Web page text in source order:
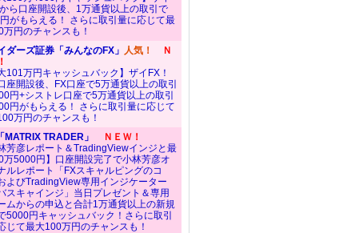
ら口座開設後、1万通貨以上の取引で
がもらえる！ さらに取引量に応じて最
万円のチャンスも！
ダーズ証券「みんなのFX」 人気！
Ｎ
101万円キャッシュバック】ザイFX！
座開設後、FX口座で5万通貨以上の取引
円+シストレ口座で5万通貨以上の取引
円がもらえる！ さらに取引量に応じて
万円のチャンスも！
MATRIX TRADER」
ＮＥＷ！
林芳彦レポート＆TradingViewインジと最
万5000円】口座開設完了で小林芳彦オ
ルレポート「FXスキャルピングのコ
よびTradingView専用インジケーター
スキャインジ」当日プレゼント＆専用
ムからの申込と合計1万通貨以上の新規
5000円キャッシュバック！さらに取引
じて最大100万円のチャンスも！